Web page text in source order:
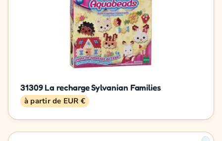
31309 La recharge Sylvanian Families
à partir de EUR €